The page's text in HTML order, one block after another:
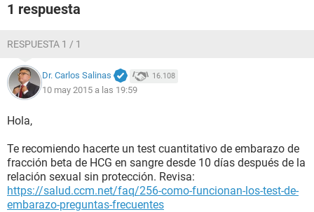
1 respuesta
RESPUESTA 1 / 1
Dr. Carlos Salinas 16.108
10 may 2015 a las 19:59
Hola,
Te recomiendo hacerte un test cuantitativo de embarazo de
fracción beta de HCG en sangre desde 10 días después de la
relación sexual sin protección. Revisa:
https://salud.ccm.net/faq/256-como-funcionan-los-test-de-
embarazo-preguntas-frecuentes